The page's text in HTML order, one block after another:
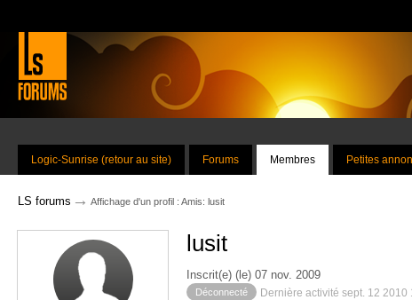
Logic-Sunrise (retour au site) Forums Membres Petites
LS forums → Affichage d'un profil : Amis: lusit
lusit
Inscrit(e) (le) 07 nov. 2009
Déconnecté Dernière activité sept. 12 2010